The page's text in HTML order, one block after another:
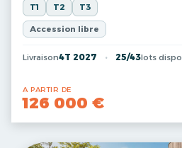
T1 T2 T3
Accession libre
Livraison4T 2027 25/43lots dispo
A PARTIR DE
126 000 €